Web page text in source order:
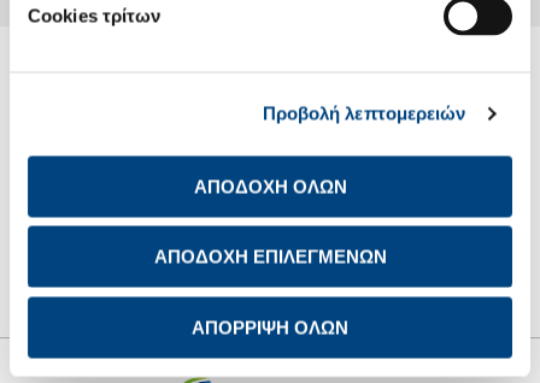
Cookies τρίτων
Προβολή λεπτομερειών
ΑΠΟΔΟΧΗ ΟΛΩΝ
ΑΠΟΔΟΧΗ ΕΠΙΛΕΓΜΕΝΩΝ
ΑΠΟΡΡΙΨΗ ΟΛΩΝ
LEARN MORE